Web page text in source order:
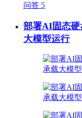
问答 5
部署AI固态硬
大模型运行